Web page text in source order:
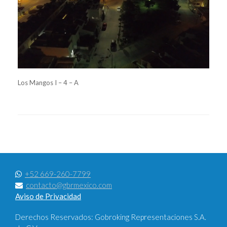
Los Mangos I – 4 – A
+52 669-260-7799
contacto@gbrmexico.com
Aviso de Privacidad
Derechos Reservados: Gobroking Representaciones S.A.